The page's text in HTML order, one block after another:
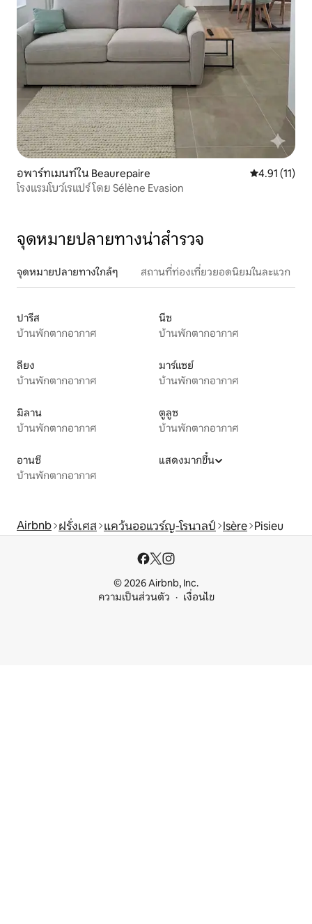
อพาร์ทเมนท์ใน Beaurepaire คะแนนเฉลี่ย
4.91 (11)
โรงแรมโบว์เรแปร์ โดย Sélène Evasion
จุดหมายปลายทางน่าสำรวจ
จุดหมายปลายทางใกล้ๆ สถานที่ท่องเที่ยวยอดนิยมในละแวก
ปารีส
บ้านพักตากอากาศ
นีซ
บ้านพักตากอากาศ
ลียง
บ้านพักตากอากาศ
มาร์แซย์
บ้านพักตากอากาศ
มิลาน
บ้านพักตากอากาศ
ตูลูซ
บ้านพักตากอากาศ
อานซี
บ้านพักตากอากาศ
แสดงมากขึ้น
Airbnb ฝรั่งเศส แคว้นออแวร์ญ-โรนาลป์ Isère Pisieu
© 2026 Airbnb, Inc.
ความเป็นส่วนตัว
เงื่อนไข